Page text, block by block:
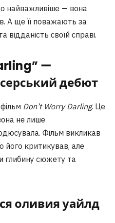
найважливіше — вона
А ще її поважають за
відданість своїй справі.
—
дебют
Don’t Worry Darling. Це
не лише
Фільм викликав
його критикував, але
глибину сюжету та
оливия уайлд